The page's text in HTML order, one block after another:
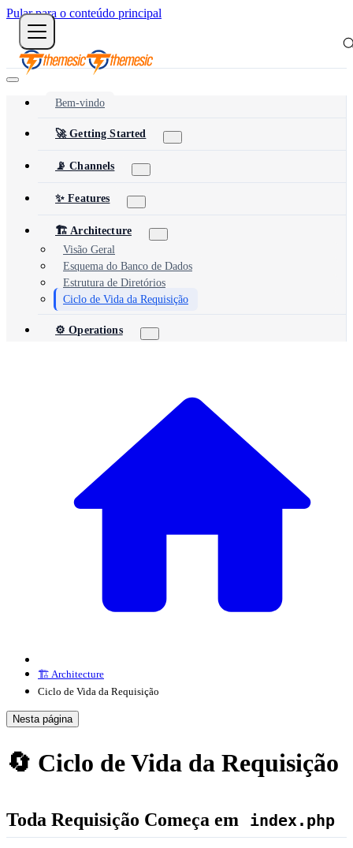
Pular para o conteúdo principal
Bem-vindo
🚀 Getting Started
📡 Channels
✨ Features
🏗️ Architecture
Visão Geral
Esquema do Banco de Dados
Estrutura de Diretórios
Ciclo de Vida da Requisição
⚙️ Operations
🏗️ Architecture
Ciclo de Vida da Requisição
Nesta página
🔄 Ciclo de Vida da Requisição
Toda Requisição Começa em index.php